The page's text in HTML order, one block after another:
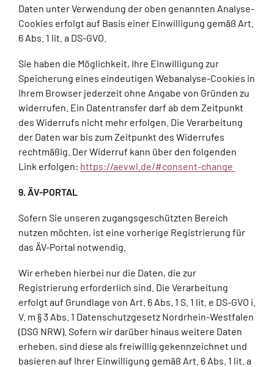
Daten unter Verwendung der oben genannten Analyse-
Cookies erfolgt auf Basis einer Einwilligung gemäß Art.
6 Abs. 1 lit. a DS-GVO.
Sie haben die Möglichkeit, Ihre Einwilligung zur
Speicherung eines eindeutigen Webanalyse-Cookies in
Ihrem Browser jederzeit ohne Angabe von Gründen zu
widerrufen. Ein Datentransfer darf ab dem Zeitpunkt
des Widerrufs nicht mehr erfolgen. Die Verarbeitung
der Daten war bis zum Zeitpunkt des Widerrufes
rechtmäßig. Der Widerruf kann über den folgenden
Link erfolgen: https://aevwl.de/#consent-change
9. ÄV-PORTAL
Sofern Sie unseren zugangsgeschützten Bereich
nutzen möchten, ist eine vorherige Registrierung für
das ÄV-Portal notwendig.
Wir erheben hierbei nur die Daten, die zur
Registrierung erforderlich sind. Die Verarbeitung
erfolgt auf Grundlage von Art. 6 Abs. 1 S. 1 lit. e DS-GVO i.
V. m § 3 Abs. 1 Datenschutzgesetz Nordrhein-Westfalen
(DSG NRW). Sofern wir darüber hinaus weitere Daten
erheben, sind diese als freiwillig gekennzeichnet und
basieren auf Ihrer Einwilligung gemäß Art. 6 Abs. 1 lit. a